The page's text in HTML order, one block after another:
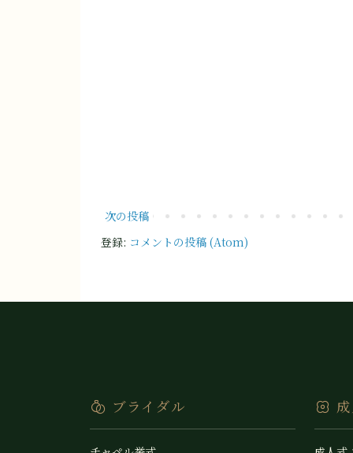
次の投稿
登録: コメントの投稿 (Atom)
ブライダル